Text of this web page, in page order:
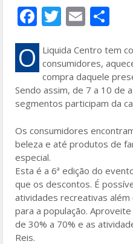
F
ac
e
b
o
o
k
T
w
itt
er
E
m
ai
l
ar
e
O
Liquida Centro tem
consumidores,
compra daquele
Sendo assim, de 7 a 10 de
segmentos participam da
Os consumidores
beleza e até produtos de
especial.
Esta é a 6ª edição do
que os descontos. É
atividades recreativas
para a população.
de 30% a 70% e as
Reis.